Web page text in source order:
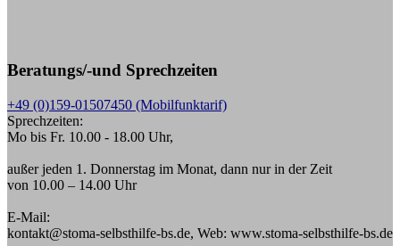
Beratungs/-und Sprechzeiten
+49 (0)159-01507450 (Mobilfunktarif)
Sprechzeiten:
Mo bis Fr. 10.00 - 18.00 Uhr,
außer jeden 1. Donnerstag im Monat, dann nur in der Zeit
von 10.00 – 14.00 Uhr
E-Mail:
kontakt@stoma-selbsthilfe-bs.de, Web: www.stoma-selbsthilfe-bs.de